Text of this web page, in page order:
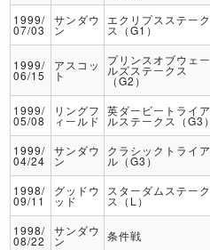
1999/
07/03
サンダウ
ン
エクリプスステーク
ス（G1）
1999/
06/15
アスコッ
ト
プリンスオブウェー
ルズステークス
（G2）
1999/
05/08
リングフ
ィールド
英ダービートライア
ルステークス（G3）
1999/
04/24
サンダウ
ン
クラシックトライア
ル（G3）
1998/
09/11
グッドウ
ッド
スターダムステーク
ス（L）
1998/
08/22
サンダウ
ン 条件戦